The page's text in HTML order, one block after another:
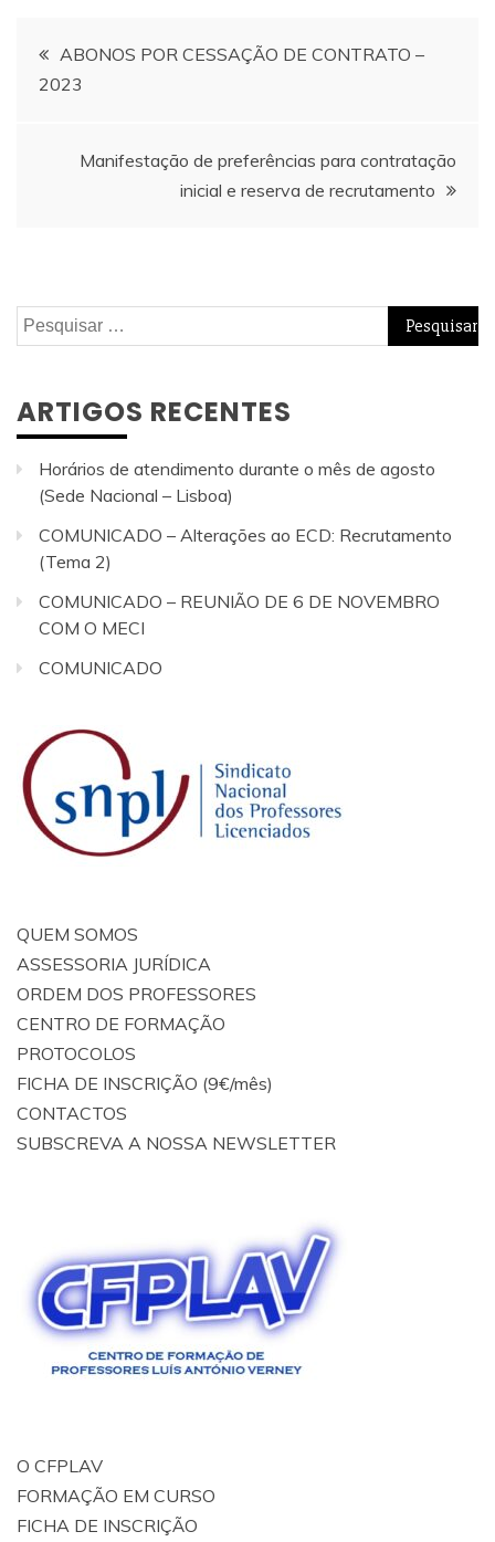
Navegação
de
artigos
ABONOS POR CESSAÇÃO DE CONTRATO –
2023
Manifestação de preferências para contratação
inicial e reserva de recrutamento
Pesquisar
por:
ARTIGOS RECENTES
Horários de atendimento durante o mês de agosto
(Sede Nacional – Lisboa)
COMUNICADO – Alterações ao ECD: Recrutamento
(Tema 2)
COMUNICADO – REUNIÃO DE 6 DE NOVEMBRO
COM O MECI
COMUNICADO
QUEM SOMOS
ASSESSORIA JURÍDICA
ORDEM DOS PROFESSORES
CENTRO DE FORMAÇÃO
PROTOCOLOS
FICHA DE INSCRIÇÃO (9€/mês)
CONTACTOS
SUBSCREVA A NOSSA NEWSLETTER
O CFPLAV
FORMAÇÃO EM CURSO
FICHA DE INSCRIÇÃO